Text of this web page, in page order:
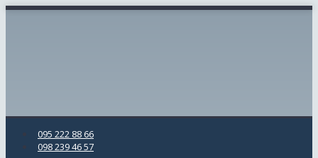
095 222 88 66
098 239 46 57